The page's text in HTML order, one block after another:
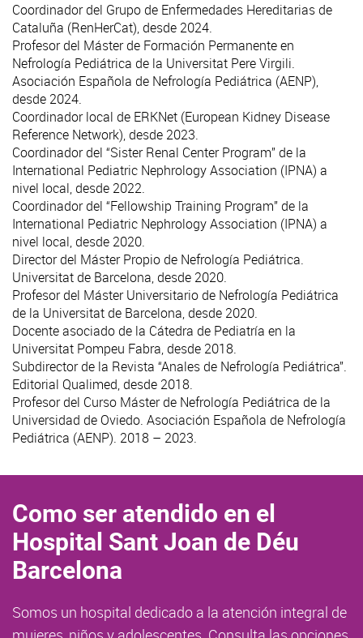
Coordinador del Grupo de Enfermedades Hereditarias de
Cataluña (RenHerCat), desde 2024.
Profesor del Máster de Formación Permanente en
Nefrología Pediátrica de la Universitat Pere Virgili.
Asociación Española de Nefrología Pediátrica (AENP),
desde 2024.
Coordinador local de ERKNet (European Kidney Disease
Reference Network), desde 2023.
Coordinador del “Sister Renal Center Program” de la
International Pediatric Nephrology Association (IPNA) a
nivel local, desde 2022.
Coordinador del “Fellowship Training Program” de la
International Pediatric Nephrology Association (IPNA) a
nivel local, desde 2020.
Director del Máster Propio de Nefrología Pediátrica.
Universitat de Barcelona, desde 2020.
Profesor del Máster Universitario de Nefrología Pediátrica
de la Universitat de Barcelona, desde 2020.
Docente asociado de la Cátedra de Pediatría en la
Universitat Pompeu Fabra, desde 2018.
Subdirector de la Revista “Anales de Nefrología Pediátrica”.
Editorial Qualimed, desde 2018.
Profesor del Curso Máster de Nefrología Pediátrica de la
Universidad de Oviedo. Asociación Española de Nefrología
Pediátrica (AENP). 2018 – 2023.
Como ser atendido en el
Hospital Sant Joan de Déu
Barcelona
Somos un hospital dedicado a la atención integral de